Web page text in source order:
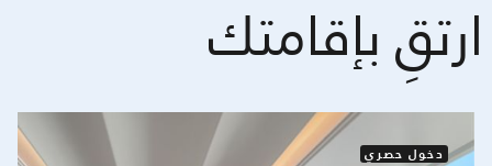
ارتقِ بإقامتك
دخول حصري